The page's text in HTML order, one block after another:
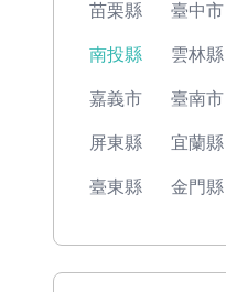
苗栗縣 臺中市
南投縣 雲林縣
嘉義市 臺南市
屏東縣 宜蘭縣
臺東縣 金門縣